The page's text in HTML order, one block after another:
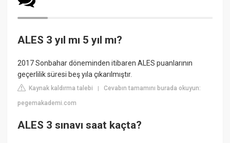
ALES 3 yıl mı 5 yıl mı?
2017 Sonbahar döneminden itibaren ALES puanlarının
geçerlilik süresi beş yıla çıkarılmıştır.
Kaynak kaldırma talebi |Cevabın tamamını burada okuyun:
pegemakademi.com
ALES 3 sınavı saat kaçta?